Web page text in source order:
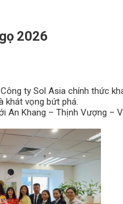
2026
ty Sol Asia chính thức
khát vọng bứt phá.
An Khang – Thịnh Vượng –